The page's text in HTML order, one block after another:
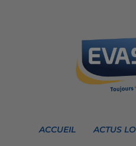
ACCUEIL ACTUS